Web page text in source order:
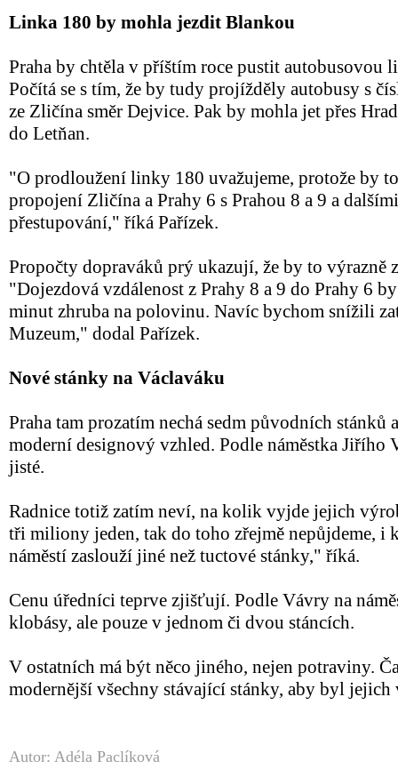
Linka 180 by mohla jezdit Blankou
Praha by chtěla v příštím roce pustit autobusovou
Počítá se s tím, že by tudy projížděly autobusy s
ze Zličína směr Dejvice. Pak by mohla jet přes
do Letňan.
"O prodloužení linky 180 uvažujeme, protože by
propojení Zličína a Prahy 6 s Prahou 8 a 9 a
přestupování," říká Pařízek.
Propočty dopraváků prý ukazují, že by to výrazně
"Dojezdová vzdálenost z Prahy 8 a 9 do Prahy 6
minut zhruba na polovinu. Navíc bychom snížili
Muzeum," dodal Pařízek.
Nové stánky na Václaváku
Praha tam prozatím nechá sedm původních stánků
moderní designový vzhled. Podle náměstka Jiřího
jisté.
Radnice totiž zatím neví, na kolik vyjde jejich
tři miliony jeden, tak do toho zřejmě nepůjdeme, i
náměstí zaslouží jiné než tuctové stánky," říká.
Cenu úředníci teprve zjišťují. Podle Vávry na
klobásy, ale pouze v jednom či dvou stáncích.
V ostatních má být něco jiného, nejen potraviny.
modernější všechny stávající stánky, aby byl
Autor: Adéla Paclíková